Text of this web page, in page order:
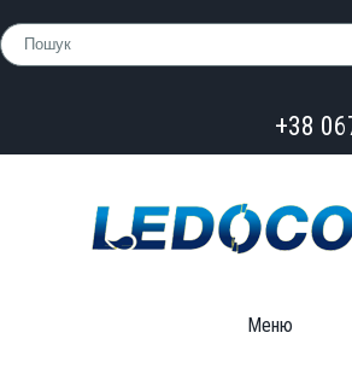
Меню